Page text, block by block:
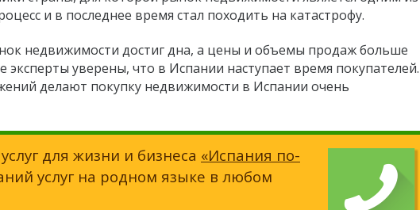
и в последнее время стал походить на катастрофу.
недвижимости достиг дна, а цены и объемы продаж больше
уверены, что в Испании наступает время покупателей.
делают покупку недвижимости в Испании очень
для жизни и бизнеса «Испания по-
услуг на родном языке в любом